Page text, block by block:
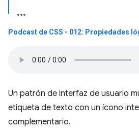
Podcast de CSS - 012: Propiedades
Un patrón de interfaz de usuario
etiqueta de texto con un ícono
complementario.